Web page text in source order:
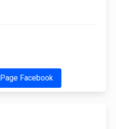
Page Facebook